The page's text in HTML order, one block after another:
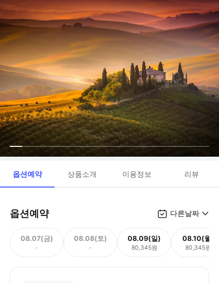
옵션예약 상품소개 이용정보 리뷰
옵션예약 다른날짜
08.07(금)
-
08.08(토)
-
08.09(일)
80,345원
08.10(월)
80,345원